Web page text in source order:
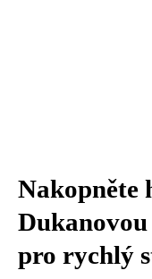
Nakopněte
pro rychlý